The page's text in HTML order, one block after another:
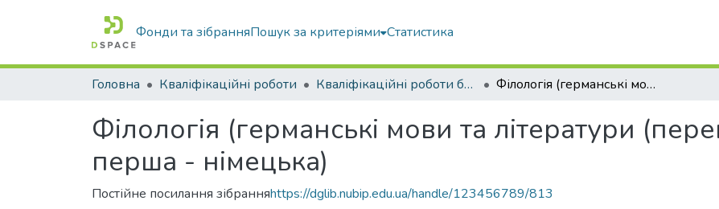
Фонди та зібранняПошук за критеріями Статистика
Головна Кваліфікаційні роботи Кваліфікаційні роботи бакалаврів Філологія (германські мови та літератури (переклад включно) перша - німецька)
Філологія (германські мови та літератури
перша - німецька)
Постійне посилання зібранняhttps://dglib.nubip.edu.ua/handle/123456789/813